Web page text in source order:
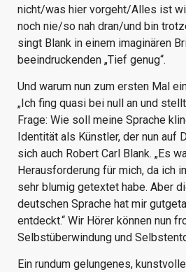
nicht/was hier vorgeht/Alles ist
noch nie/so nah dran/und bin
singt Blank in einem imaginären
beeindruckenden „Tief genug“.
Und warum nun zum ersten Mal
„Ich fing quasi bei null an und
Frage: Wie soll meine Sprache
Identität als Künstler, der nun auf
sich auch Robert Carl Blank. „Es
Herausforderung für mich, da ich
sehr blumig getextet habe. Aber
deutschen Sprache hat mir
entdeckt.“ Wir Hörer können nun
Selbstüberwindung und
Ein rundum gelungenes,